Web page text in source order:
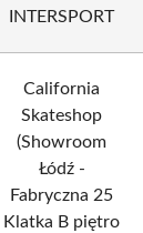
INTERSPORT
California
Skateshop
(Showroom
Łódź -
Fabryczna 25
Klatka B piętro